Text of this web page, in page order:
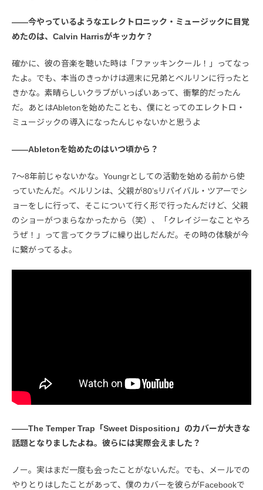
――今やっているようなエレクトロニック・ミュージックに目覚
めたのは、Calvin Harrisがキッカケ？
確かに、彼の音楽を聴いた時は「ファッキンクール！」ってなっ
たよ。でも、本当のきっかけは週末に兄弟とベルリンに行ったと
きかな。素晴らしいクラブがいっぱいあって、衝撃的だったん
だ。あとはAbletonを始めたことも、僕にとってのエレクトロ・
ミュージックの導入になったんじゃないかと思うよ
――Abletonを始めたのはいつ頃から？
7〜8年前じゃないかな。Youngrとしての活動を始める前から使
っていたんだ。ベルリンは、父親が80’sリバイバル・ツアーでシ
ョーをしに行って、そこについて行く形で行ったんだけど、父親
のショーがつまらなかったから（笑）、「クレイジーなことやろ
うぜ！」って言ってクラブに繰り出しだんだ。その時の体験が今
に繋がってるよ。
――The Temper Trap「Sweet Disposition」のカバーが大きな
話題となりましたよね。彼らには実際会えました？
ノー。実はまだ一度も会ったことがないんだ。でも、メールでの
やりとりはしたことがあって、僕のカバーを彼らがFacebookで